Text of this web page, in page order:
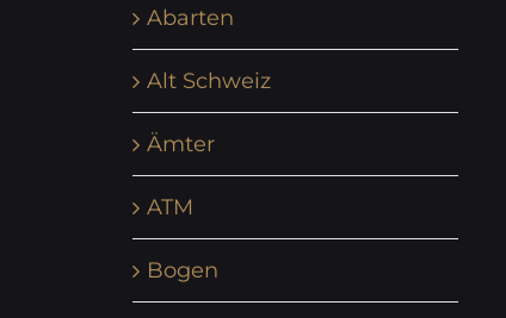
Abarten
Alt Schweiz
Ämter
ATM
Bogen